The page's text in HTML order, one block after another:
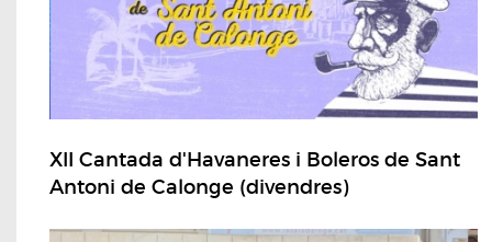
XII Cantada d'Havaneres i Boleros de Sant
Antoni de Calonge (divendres)